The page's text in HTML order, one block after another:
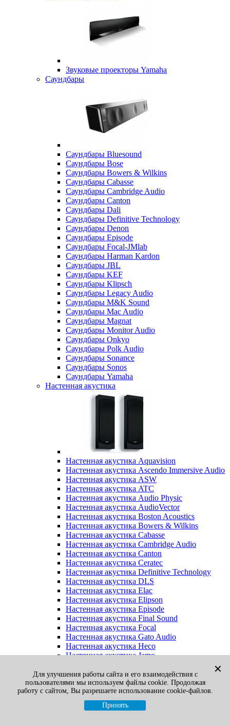
Звуковые проекторы Yamaha
Саундбары
Саундбары Bluesound
Саундбары Bose
Саундбары Bowers & Wilkins
Саундбары Cabasse
Саундбары Cambridge Audio
Саундбары Canton
Саундбары Dali
Саундбары Definitive Technology
Саундбары Denon
Саундбары Episode
Саундбары Focal-JMlab
Саундбары Harman Kardon
Саундбары JBL
Саундбары KEF
Саундбары Klipsch
Саундбары Legacy Audio
Саундбары M&K Sound
Саундбары Mac Audio
Саундбары Magnat
Саундбары Monitor Audio
Саундбары Onkyo
Саундбары Polk Audio
Саундбары Sonance
Саундбары Sonos
Саундбары Yamaha
Настенная акустика
Настенная акустика Aquavision
Настенная акустика Ascendo Immersive Audio
Настенная акустика ASW
Настенная акустика ATC
Настенная акустика Audio Physic
Настенная акустика AudioVector
Настенная акустика Boston Acoustics
Настенная акустика Bowers & Wilkins
Настенная акустика Cabasse
Настенная акустика Cambridge Audio
Настенная акустика Canton
Настенная акустика Ceratec
Настенная акустика Definitive Technology
Настенная акустика DLS
Настенная акустика Elac
Настенная акустика Elipson
Настенная акустика Episode
Настенная акустика Final Sound
Настенная акустика Focal
Настенная акустика Gato Audio
Настенная акустика Heco
Настенная акустика Jamo
Настенная акустика Klipsch
Настенная акустика Legacy
Настенная акустика M&K Sound
Настенная акустика Martin Logan
Настенная акустика McIntosh
✕
Для улучшения работы сайта и его взаимодействия с
пользователями мы используем файлы cookie. Продолжая
работу с сайтом, Вы разрешаете использование cookie-файлов.
Принять